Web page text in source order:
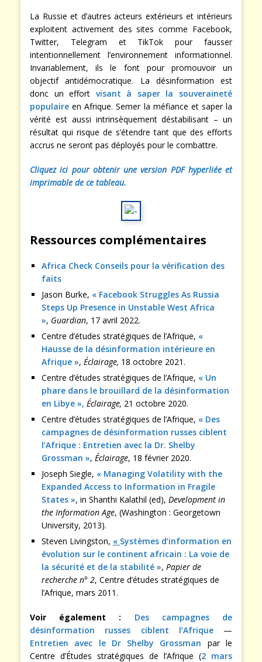
La Russie et d’autres acteurs extérieurs et intérieurs
exploitent activement des sites comme Facebook,
Twitter, Telegram et TikTok pour fausser
intentionnellement l’environnement informationnel.
Invariablement, ils le font pour promouvoir un
objectif antidémocratique. La désinformation est
donc un effort visant à saper la souveraineté
populaire en Afrique. Semer la méfiance et saper la
vérité est aussi intrinsèquement déstabilisant – un
résultat qui risque de s’étendre tant que des efforts
accrus ne seront pas déployés pour le combattre.
Cliquez ici pour obtenir une version PDF hyperliée et
imprimable de ce tableau.
Ressources complémentaires
Africa Check Conseils pour la vérification des
faits
Jason Burke, « Facebook Struggles As Russia
Steps Up Presence in Unstable West Africa
», Guardian, 17 avril 2022.
Centre d’études stratégiques de l’Afrique, «
Hausse de la désinformation intérieure en
Afrique », Éclairage, 18 octobre 2021.
Centre d’études stratégiques de l’Afrique, « Un
phare dans le brouillard de la désinformation
en Libye », Éclairage, 21 octobre 2020.
Centre d’études stratégiques de l’Afrique, « Des
campagnes de désinformation russes ciblent
l’Afrique : Entretien avec la Dr. Shelby
Grossman », Éclairage, 18 février 2020.
Joseph Siegle, « Managing Volatility with the
Expanded Access to Information in Fragile
States », in Shanthi Kalathil (ed), Development in
the Information Age, (Washington : Georgetown
University, 2013).
Steven Livingston, « Systèmes d’information en
évolution sur le continent africain : La voie de
la sécurité et de la stabilité », Papier de
recherche n° 2, Centre d’études stratégiques de
l’Afrique, mars 2011.
Voir également : Des campagnes de
désinformation russes ciblent l’Afrique—
Entretien avec le Dr Shelby Grossman par le
Centre d’Études stratégiques de l’Afrique (2 mars